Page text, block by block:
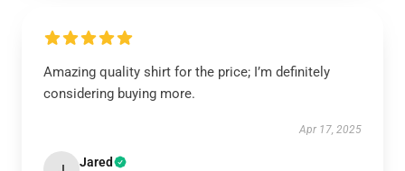
Amazing quality shirt for the price; I’m definitely
considering buying more.
Apr 17, 2025
Jared